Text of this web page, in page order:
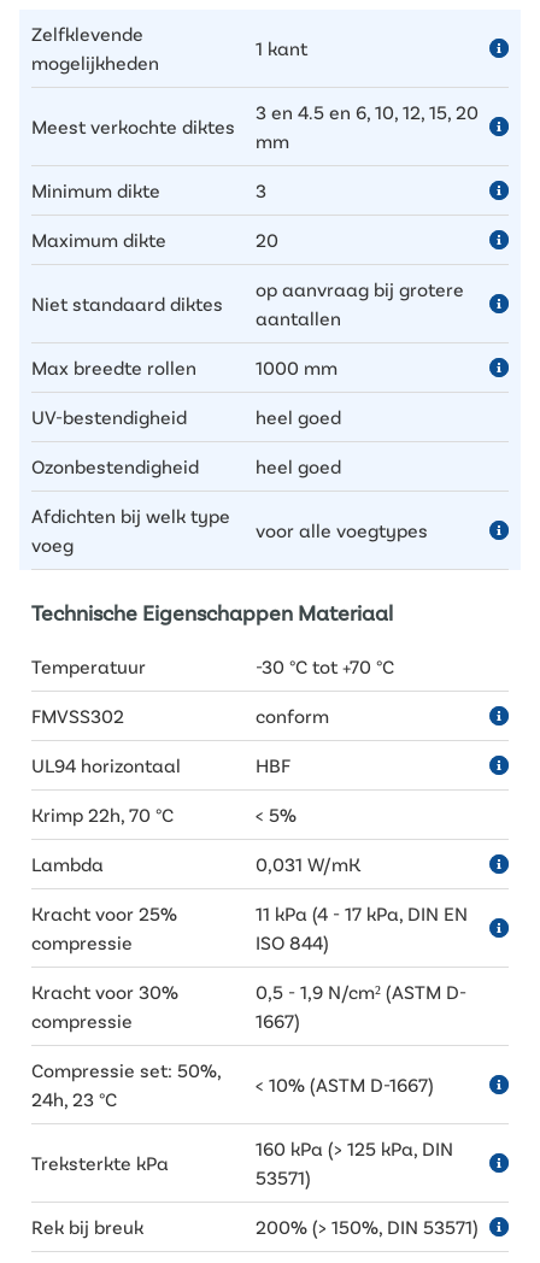
Zelfklevende
mogelijkheden
1 kant
Meest verkochte diktes
3 en 4.5 en 6, 10, 12, 15, 20
mm
Minimum dikte 3
Maximum dikte 20
Niet standaard diktes
op aanvraag bij grotere
aantallen
Max breedte rollen 1000 mm
UV-bestendigheid heel goed
Ozonbestendigheid heel goed
Afdichten bij welk type
voeg
voor alle voegtypes
Technische Eigenschappen Materiaal
Temperatuur -30 °C tot +70 °C
FMVSS302 conform
UL94 horizontaal HBF
Krimp 22h, 70 °C < 5%
Lambda 0,031 W/mK
Kracht voor 25%
compressie
11 kPa (4 - 17 kPa, DIN EN
ISO 844)
Kracht voor 30%
compressie
0,5 - 1,9 N/cm² (ASTM D-
1667)
Compressie set: 50%,
24h, 23 °C
< 10% (ASTM D-1667)
Treksterkte kPa
160 kPa (> 125 kPa, DIN
53571)
Rek bij breuk 200% (> 150%, DIN 53571)